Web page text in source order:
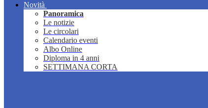
Novità
Panoramica
Le notizie
Le circolari
Calendario eventi
Albo Online
Diploma in 4 anni
SETTIMANA CORTA